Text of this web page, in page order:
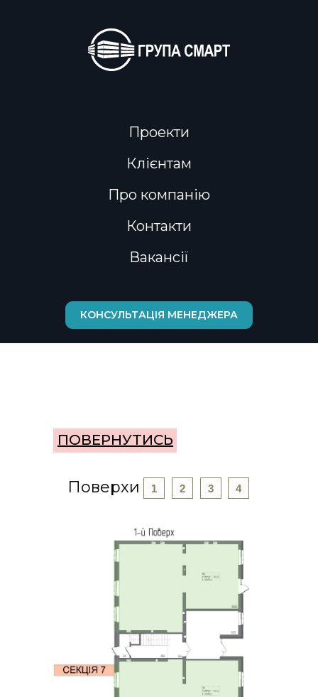
Проекти
Клієнтам
Про компанію
Контакти
Вакансії
КОНСУЛЬТАЦІЯ МЕНЕДЖЕРА
Поверхи 3
2
1 4
ПОВЕРНУТИСЬ